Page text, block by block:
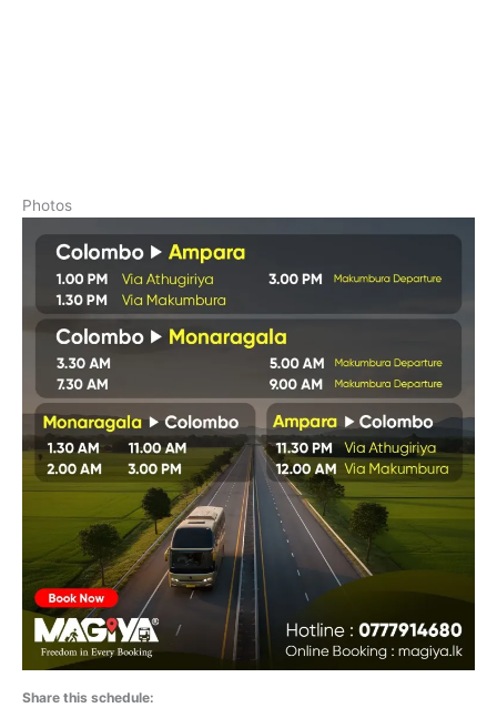
Photos
Share this schedule: